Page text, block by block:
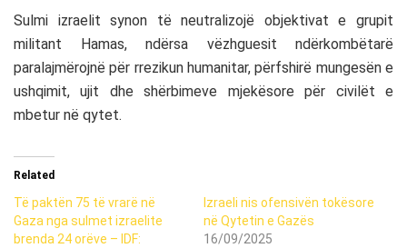
Sulmi izraelit synon të neutralizojë objektivat e grupit
militant Hamas, ndërsa vëzhguesit ndërkombëtarë
paralajmërojnë për rrezikun humanitar, përfshirë mungesën e
ushqimit, ujit dhe shërbimeve mjekësore për civilët e
mbetur në qytet.
Related
Të paktën 75 të vrarë në
Gaza nga sulmet izraelite
brenda 24 orëve – IDF:
Izraeli nis ofensivën tokësore
në Qytetin e Gazës
16/09/2025